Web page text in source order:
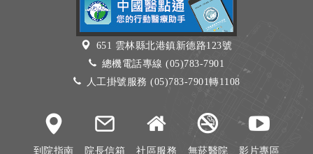
651 雲林縣北港鎮新德路123號
總機電話專線 (05)783-7901
人工掛號服務 (05)783-7901轉1108
到院指南 院長信箱 社區服務 無菸醫院 影片專區